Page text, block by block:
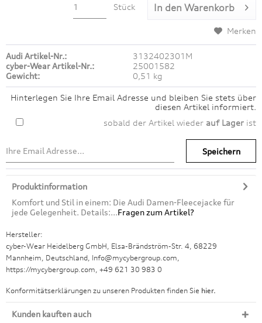
Stück In den Warenkorb
Merken
Audi Artikel-Nr.:
3132402301M
cyber-Wear Artikel-Nr.:
25001582
Gewicht:
0,51 kg
Hinterlegen Sie Ihre Email Adresse und bleiben Sie stets über
diesen Artikel informiert.
sobald der Artikel wieder auf Lager ist
Speichern
Produktinformation
Komfort und Stil in einem: Die Audi Damen-Fleecejacke für
jede Gelegenheit. Details:...Fragen zum Artikel?
Hersteller:
cyber-Wear Heidelberg GmbH, Elsa-Brändström-Str. 4, 68229
Mannheim, Deutschland, Info@mycybergroup.com,
https://mycybergroup.com, +49 621 30 983 0
Konformitätserklärungen zu unseren Produkten finden Sie hier.
Kunden kauften auch